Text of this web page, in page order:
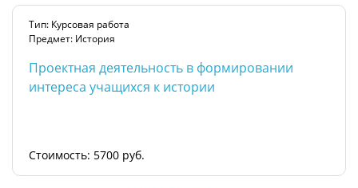
Тип: Курсовая работа
Предмет: История
Проектная деятельность в формировании
интереса учащихся к истории
Стоимость: 5700 руб.